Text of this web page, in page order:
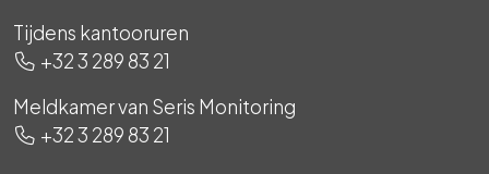
Tijdens kantooruren
+32 3 289 83 21
Meldkamer van Seris Monitoring
+32 3 289 83 21